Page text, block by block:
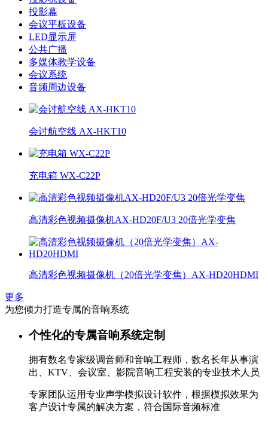
投影幕
会议平板设备
LED显示屏
公共广播
多媒体教学设备
会议系统
音频周边设备
会讨航空线 AX-HKT10
充电箱 WX-C22P
高清彩色视频摄像机AX-HD20F/U3 20倍光学变焦
高清彩色视频摄像机（20倍光学变焦）AX-HD20HDMI
更多
为您倾力打造专属的音响系统
个性化的专属音响系统定制
拥有数名专家级调音师和音响工程师，数名长年从事演
出、KTV、会议室、影院音响工程安装的专业技术人员
专家团队运用专业声学模拟设计软件，根据模拟效果为
客户设计专属的解决方案，符合国际音频标准